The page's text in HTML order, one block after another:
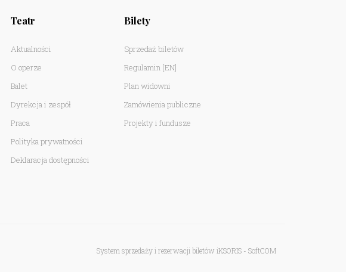
Teatr
Aktualności
O operze
Balet
Dyrekcja i zespół
Praca
Polityka prywatności
Deklaracja dostępności
Bilety
Sprzedaż biletów
Regulamin [EN]
Plan widowni
Zamówienia publiczne
Projekty i fundusze
System sprzedaży i rezerwacji biletów iKSORIS - SoftCOM